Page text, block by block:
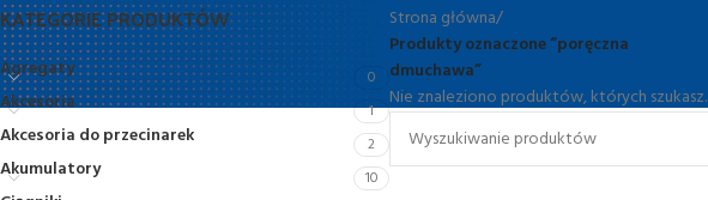
KATEGORIE PRODUKTÓW
Agregaty 0
Akcesoria 1
Akcesoria do przecinarek 2
Akumulatory 10
Strona główna/
Produkty oznaczone “poręczna
dmuchawa”
Nie znaleziono produktów, których szukasz.